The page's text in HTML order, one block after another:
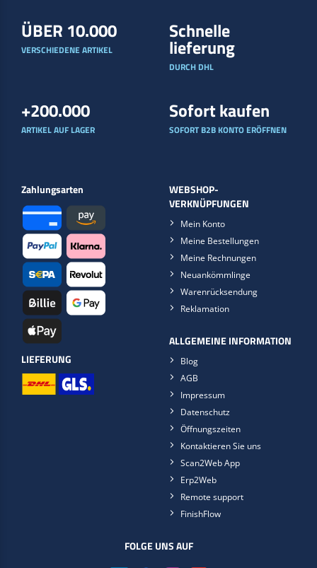
ÜBER 10.000
VERSCHIEDENE ARTIKEL
Schnelle
lieferung
DURCH DHL
+200.000
ARTIKEL AUF LAGER
Sofort kaufen
SOFORT B2B KONTO ERÖFFNEN
Zahlungsarten
LIEFERUNG
WEBSHOP-
VERKNÜPFUNGEN
Mein Konto
Meine Bestellungen
Meine Rechnungen
Neuankömmlinge
Warenrücksendung
Reklamation
ALLGEMEINE INFORMATION
Blog
AGB
Impressum
Datenschutz
Öffnungszeiten
Kontaktieren Sie uns
Scan2Web App
Erp2Web
Remote support
FinishFlow
FOLGE UNS AUF